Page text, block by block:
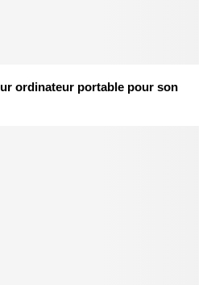
ordinateur portable pour son